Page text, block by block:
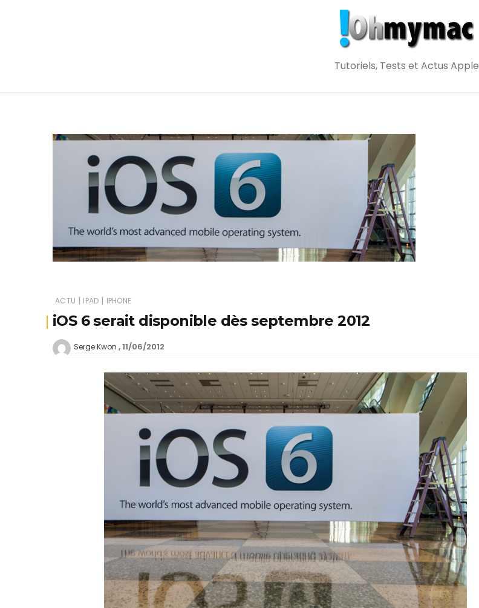
Tutoriels, Tests et Actus Apple
ACTU | IPAD | IPHONE
iOS 6 serait disponible dès septembre 2012
Serge Kwon 11/06/2012